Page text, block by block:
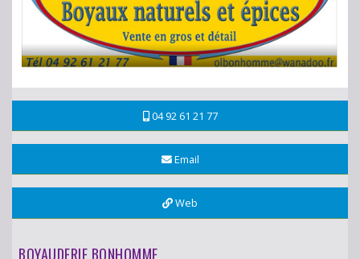
04 92 61 21 77
Email
Web
BOYAUDERIE BONHOMME